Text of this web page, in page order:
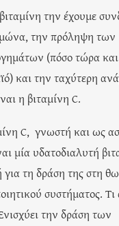
την έχουμε
την πρόληψη των
(πόσο τώρα
και την ταχύτερη
η βιταμίνη C.
C, γνωστή και ως
μία υδατοδιαλυτή
τη δράση της στη
συστήματος.
την δράση των